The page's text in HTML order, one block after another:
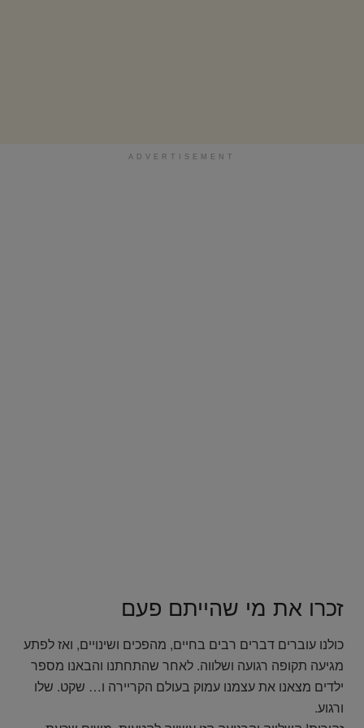
ADVERTISEMENT
זכרו את מי שהייתם פעם
כולנו עוברים דברים רבים בחיים, מהפכים ושינויים, ואז לפתע
מגיעה תקופה רגועה ושלווה. לאחר שהתחתנו והבאנו מספר
ילדים מצאנו את עצמנו עמוק בעולם הקריירה ו… שקט. שלו
ורגוע.